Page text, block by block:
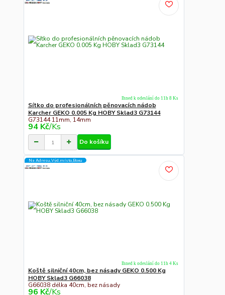
Sítko do profesionálních pěnovacích nádob
Karcher GEKO 0.005 Kg HOBY Sklad3 G73144
G73144 11mm, 14mm
94 Kč/Ks
Ihned k odeslání do 11h 8 Ks
Do košíku
Na Adresu,Výd.místo,Boxu
Koště silniční 40cm, bez násady GEKO 0.500 Kg
HOBY Sklad3 G66038
G66038 délka 40cm, bez násady
96 Kč/Ks
Ihned k odeslání do 11h 4 Ks